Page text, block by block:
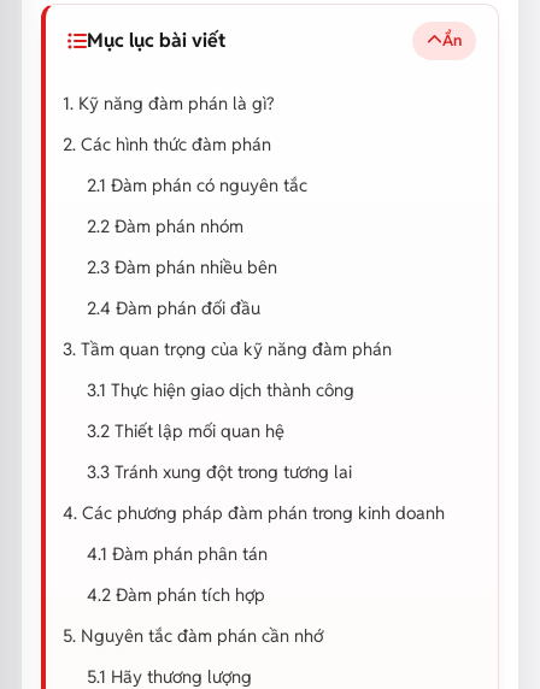
Mục lục bài viết Ẩn
1. Kỹ năng đàm phán là gì?
2. Các hình thức đàm phán
2.1 Đàm phán có nguyên tắc
2.2 Đàm phán nhóm
2.3 Đàm phán nhiều bên
2.4 Đàm phán đối đầu
3. Tầm quan trọng của kỹ năng đàm phán
3.1 Thực hiện giao dịch thành công
3.2 Thiết lập mối quan hệ
3.3 Tránh xung đột trong tương lai
4. Các phương pháp đàm phán trong kinh doanh
4.1 Đàm phán phân tán
4.2 Đàm phán tích hợp
5. Nguyên tắc đàm phán cần nhớ
5.1 Hãy thương lượng